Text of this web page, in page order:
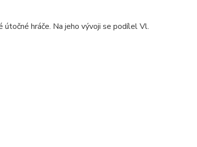
hráče. Na jeho vývoji se podílel Vl.